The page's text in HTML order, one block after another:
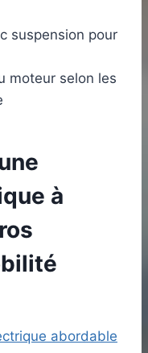
suspension pour
moteur selon les
à
abordable